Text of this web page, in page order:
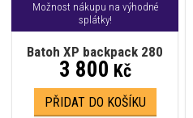
Možnost nákupu na výhodné
splátky!
Batoh XP backpack 280
3 800 Kč
PŘIDAT DO KOŠÍKU